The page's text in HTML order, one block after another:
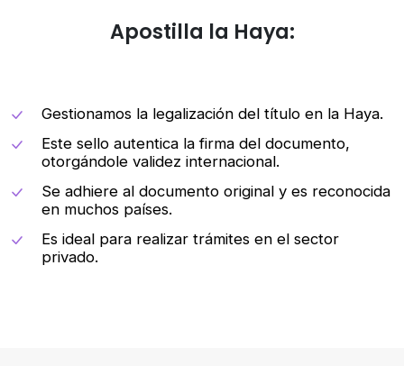
Apostilla la Haya:
Gestionamos la legalización del título en la Haya.
Este sello autentica la firma del documento,
otorgándole validez internacional.
Se adhiere al documento original y es reconocida
en muchos países.
Es ideal para realizar trámites en el sector
privado.